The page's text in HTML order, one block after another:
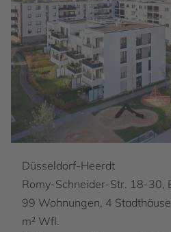
Düsseldorf-Heerdt
Romy-Schneider-Str. 18-30,
99 Wohnungen, 4
m² Wfl.